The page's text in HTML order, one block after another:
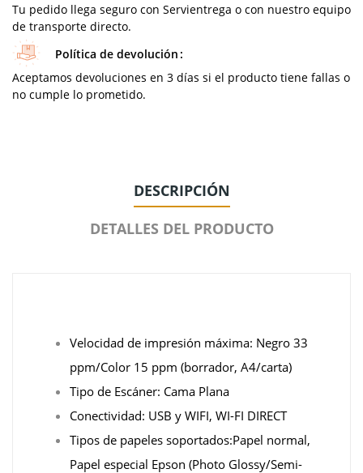
Tu pedido llega seguro con Servientrega o con nuestro equipo
de transporte directo.
Política de devolución
Aceptamos devoluciones en 3 días si el producto tiene fallas o
no cumple lo prometido.
DESCRIPCIÓN
DETALLES DEL PRODUCTO
Velocidad de impresión máxima: Negro 33
ppm/Color 15 ppm (borrador, A4/carta)
Tipo de Escáner: Cama Plana
Conectividad: USB y WIFI, WI-FI DIRECT
Tipos de papeles soportados:Papel normal,
Papel especial Epson (Photo Glossy/Semi-